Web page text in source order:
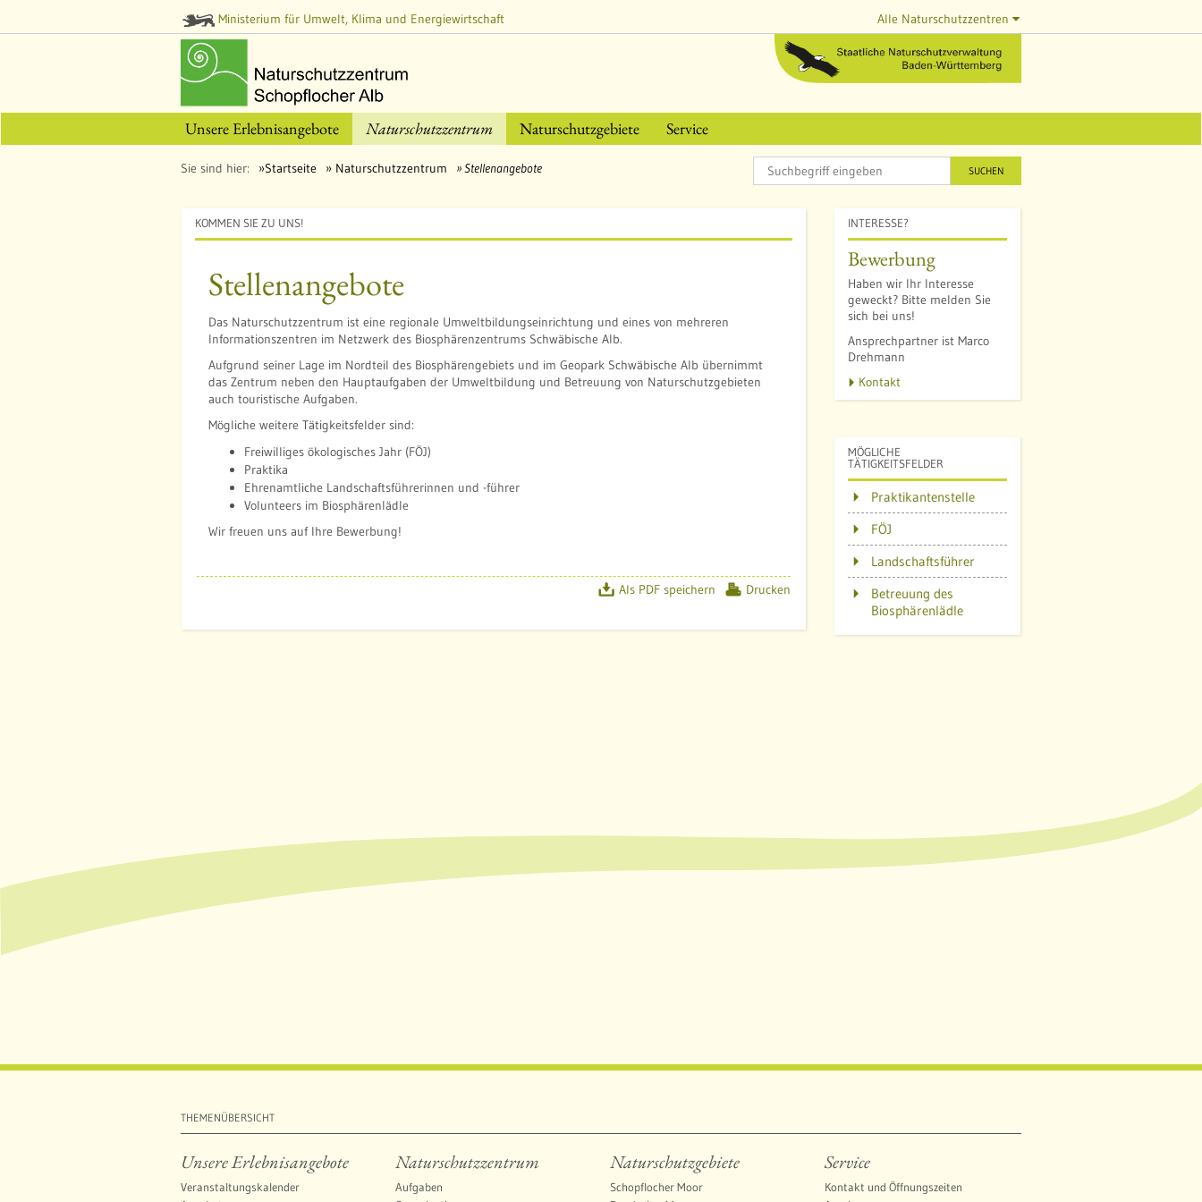
Ministerium für Umwelt, Klima und Energiewirtschaft Alle Naturschutzzentren
Unsere Erlebnisangebote Naturschutzzentrum Naturschutzgebiete Service
Sie sind hier: Startseite Naturschutzzentrum Stellenangebote SUCHEN
KOMMEN SIE ZU UNS!
Stellenangebote
Das Naturschutzzentrum ist eine regionale Umweltbildungseinrichtung und eines von mehreren
Informationszentren im Netzwerk des Biosphärenzentrums Schwäbische Alb.
Aufgrund seiner Lage im Nordteil des Biosphärengebiets und im Geopark Schwäbische Alb übernimmt
das Zentrum neben den Hauptaufgaben der Umweltbildung und Betreuung von Naturschutzgebieten
auch touristische Aufgaben.
Mögliche weitere Tätigkeitsfelder sind:
Freiwilliges ökologisches Jahr (FÖJ)
Praktika
Ehrenamtliche Landschaftsführerinnen und -führer
Volunteers im Biosphärenlädle
Wir freuen uns auf Ihre Bewerbung!
Drucken
Als PDF speichern
INTERESSE?
Bewerbung
Haben wir Ihr Interesse
geweckt? Bitte melden Sie
sich bei uns!
Ansprechpartner ist Marco
Drehmann
Kontakt
MÖGLICHE
TÄTIGKEITSFELDER
Praktikantenstelle
FÖJ
Landschaftsführer
Betreuung des
Biosphärenlädle
THEMENÜBERSICHT
Unsere Erlebnisangebote
Veranstaltungskalender
Naturschutzzentrum
Aufgaben
Naturschutzgebiete
Schopflocher Moor
Service
Kontakt und Öffnungszeiten